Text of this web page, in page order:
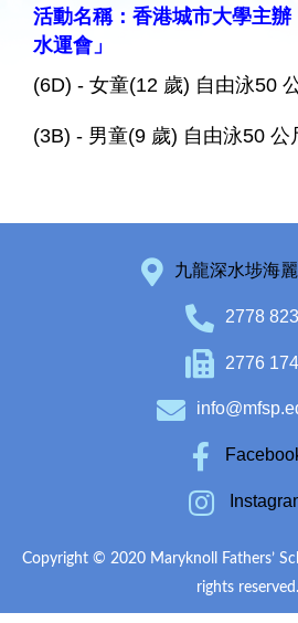
活動名稱：香港城市大學主
水運會」
(6D) - 女童(12 歲) 自由泳50
(3B) - 男童(9 歲) 自由泳50 公
九龍深水埗海
2778
2776
Copyright © 2020 Maryknoll Fathers’
rights reserved.